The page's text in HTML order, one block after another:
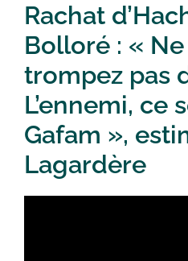
Rachat
Bolloré : «
trompez pas
L’ennemi, ce
Gafam »,
Lagardère